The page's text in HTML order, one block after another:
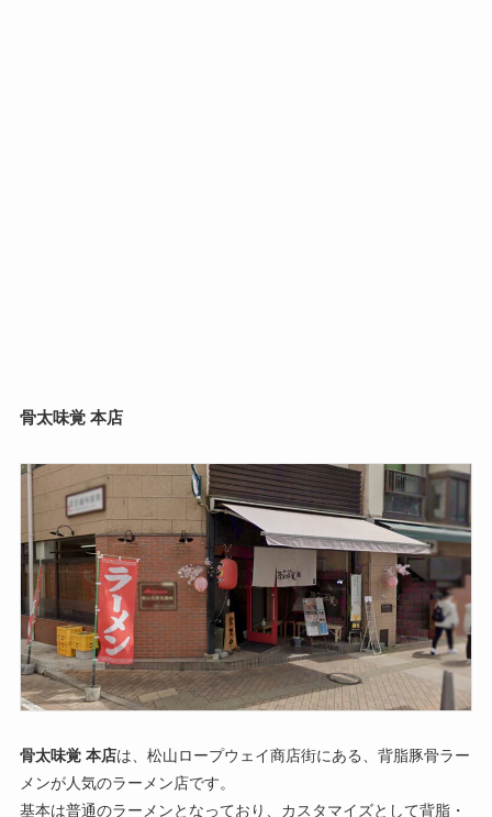
骨太味覚 本店
骨太味覚 本店は、松山ロープウェイ商店街にある、背脂豚骨ラー
メンが人気のラーメン店です。
基本は普通のラーメンとなっており、カスタマイズとして背脂・